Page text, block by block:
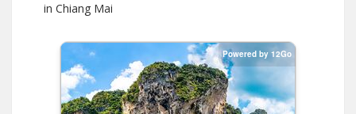
in Chiang Mai